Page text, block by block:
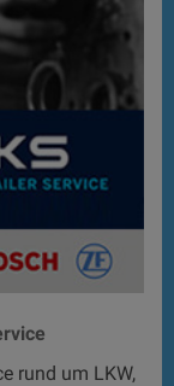
rund um LKW,